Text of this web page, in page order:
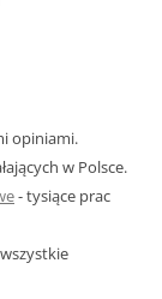
opiniami.
w Polsce.
- tysiące prac